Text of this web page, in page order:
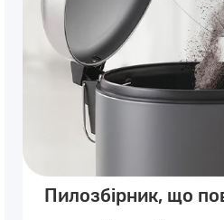
Пилозбірник, що